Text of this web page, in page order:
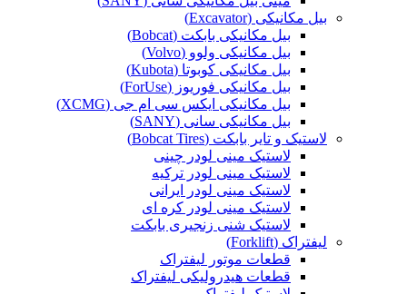
بیل مکانیکی (Excavator)
بیل مکانیکی بابکت (Bobcat)
بیل مکانیکی ولوو (Volvo)
بیل مکانیکی کوبوتا (Kubota)
بیل مکانیکی فوریوز (ForUse)
بیل مکانیکی ایکس سی ام جی (XCMG)
بیل مکانیکی سانی (SANY)
لاستیک و تایر بابکت (Bobcat Tires)
لاستیک مینی لودر چینی
لاستیک مینی لودر ترکیه
لاستیک مینی لودر ایرانی
لاستیک مینی لودر کره ای
لاستیک شنی زنجیری بابکت
لیفتراک (Forklift)
قطعات موتور لیفتراک
قطعات هیدرولیکی لیفتراک